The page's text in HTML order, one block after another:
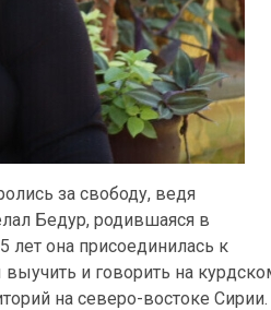
за свободу, ведя
Бедур, родившаяся в
она присоединилась к
и говорить на
на северо-востоке Сирии.